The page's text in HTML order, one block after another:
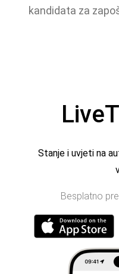
kandidata za
Stanje i uvjeti na
Besplatno